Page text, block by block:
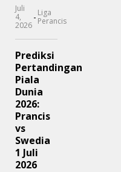
Juli
4,
2026
- Liga
Perancis
Prediksi
Pertandingan
Piala
Dunia
2026:
Prancis
vs
Swedia
1 Juli
2026